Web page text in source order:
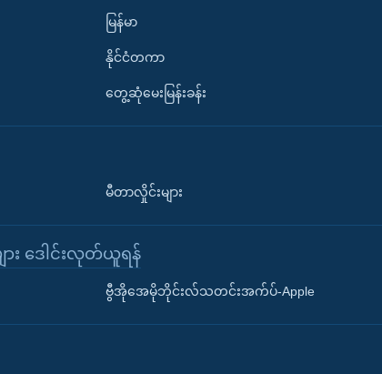
မြန်မာ
နိုင်ငံတကာ
တွေ့ဆုံမေးမြန်းခန်း
မီတာလှိုင်းများ
ဒေါင်းလုတ်ယူရန်
ဗွီအိုအေမိုဘိုင်းလ်သတင်းအက်ပ်-Apple